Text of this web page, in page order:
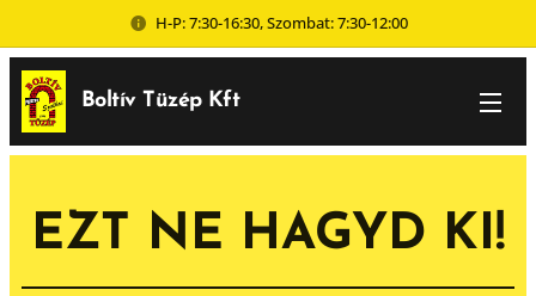
H-P: 7:30-16:30, Szombat: 7:30-12:00
Boltív Tüzép Kft
EZT NE HAGYD KI!